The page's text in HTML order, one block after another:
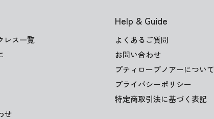
レス一覧
せ
Help & Guide
よくあるご質問
お問い合わせ
プティローブノアーについて
プライバシーポリシー
特定商取引法に基づく表記